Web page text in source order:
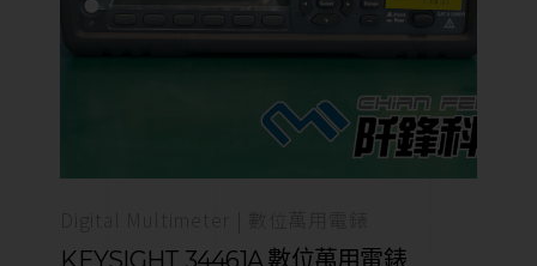
KEYSIGHT 34461A 數位萬用電錶